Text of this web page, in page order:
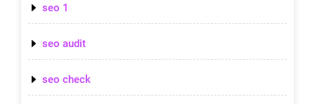
seo 1
seo audit
seo check